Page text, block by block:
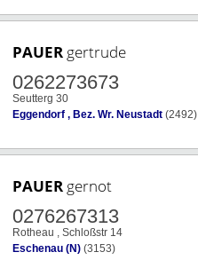
PAUER gertrude
0262273673
Seutterg 30
Eggendorf , Bez. Wr. Neustadt (2492)
PAUER gernot
0276267313
Rotheau , Schloßstr 14
Eschenau (N) (3153)